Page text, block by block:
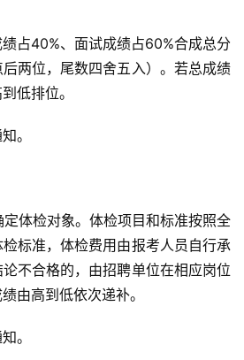
占40%、面试成绩占60%合成总分
后两位，尾数四舍五入）。若总成绩
低排位。
。
定体检对象。体检项目和标准按照全
标准，体检费用由报考人员自行承
不合格的，由招聘单位在相应岗位
由高到低依次递补。
。